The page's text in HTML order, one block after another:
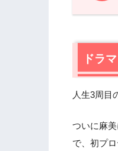
1.ド
2.1
3.
ドラ
人生3周目
ついに麻
で、初プ